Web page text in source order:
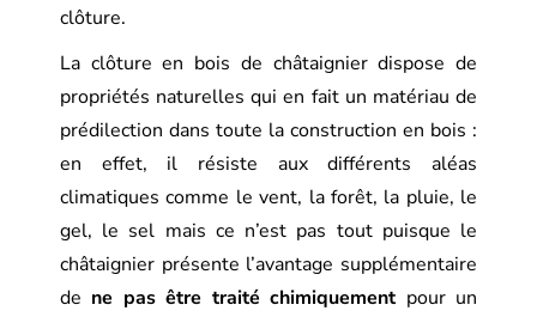
clôture.
La clôture en bois de châtaignier dispose de
propriétés naturelles qui en fait un matériau de
prédilection dans toute la construction en bois :
en effet, il résiste aux différents aléas
climatiques comme le vent, la forêt, la pluie, le
gel, le sel mais ce n’est pas tout puisque le
châtaignier présente l’avantage supplémentaire
de ne pas être traité chimiquementpour un